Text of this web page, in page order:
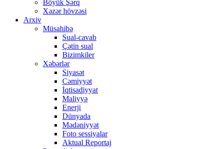
Böyük Şərq
Xəzər hövzəsi
Arxiv
Müsahibə
Sual-cavab
Çətin sual
Bizimkiler
Xəbərlər
Siyasət
Cəmiyyət
İqtisadiyyat
Maliyyə
Enerji
Dünyada
Mədəniyyət
Foto sessiyalar
Aktual Reportaj